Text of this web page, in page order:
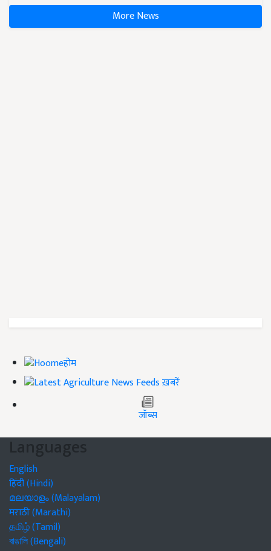
More News
होम
ख़बरें
जॉब्स
Languages
English
हिंदी (Hindi)
മലയാളം (Malayalam)
मराठी (Marathi)
தமிழ் (Tamil)
বাঙালি (Bengali)